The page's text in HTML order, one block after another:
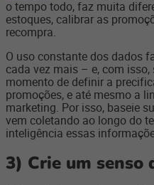
o tempo todo, faz muita
estoques, calibrar as
recompra.
O uso constante dos dados
cada vez mais – e, com
momento de definir a
promoções, e até mesmo a
marketing. Por isso, baseie
vem coletando ao longo do
inteligência essas
3) Crie um senso